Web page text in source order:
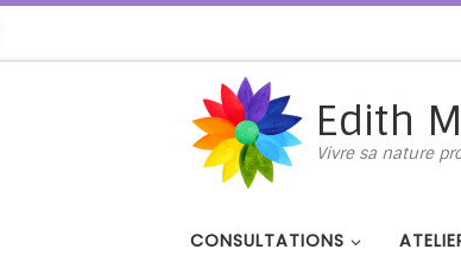
Edith
Vivre sa nature
CONSULTATIONS